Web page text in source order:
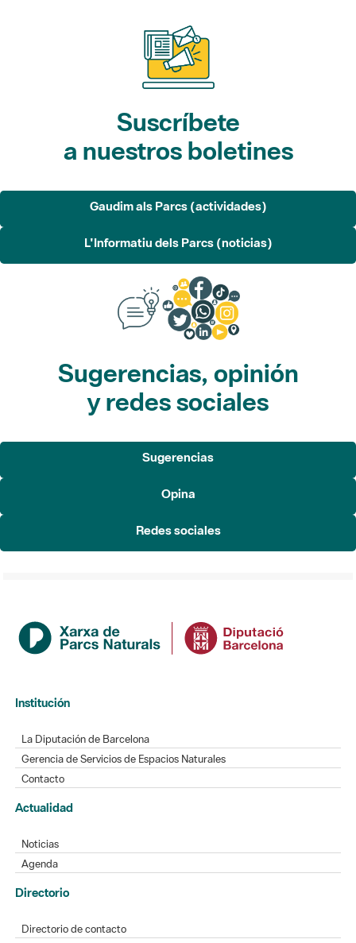
Suscríbete
a nuestros boletines
Gaudim als Parcs (actividades)
L'Informatiu dels Parcs (noticias)
Sugerencias, opinión
y redes sociales
Sugerencias
Opina
Redes sociales
Institución
La Diputación de Barcelona
Gerencia de Servicios de Espacios Naturales
Contacto
Actualidad
Noticias
Agenda
Directorio
Directorio de contacto